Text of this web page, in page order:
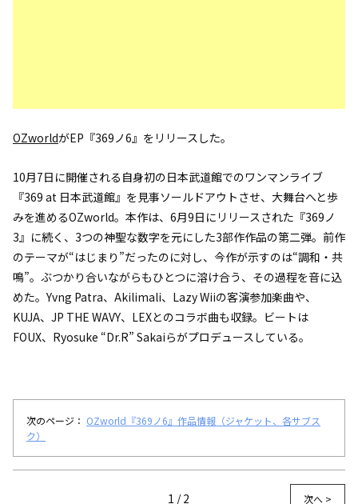
OZworldがEP『369ノ6』をリリースした。
10月7日に開催される自身初の日本武道館でのワンマンライブ
『369 at 日本武道館』を見事ソールドアウトさせ、大舞台へと歩
みを進めるOZworld。本作は、6月9日にリリースされた『369ノ
3』に続く、3つの神聖な数字を元にした3部作作品の第二弾。前作
のテーマが“はじまり”だったのに対し、今作が示すのは“調和・共
鳴”。ぶつかり合いながらもひとつに溶け合う、その過程を音に込
めた。Yvng Patra、Akilimali、Lazy Wiiの客演参加楽曲や、
KUJA、JP THE WAVY、LEXとのコラボ曲も収録。ビートは
FOUX、Ryosuke “Dr.R” Sakaiらがプロデュースしている。
次のページ： OZworld『369ノ6』作品情報（ジャケット、各サブス
ク）
1 / 2 次へ >